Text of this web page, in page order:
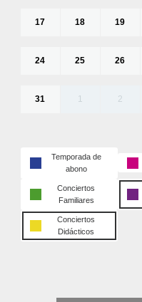
17 18 19
24 25 26
31 1 2
Temporada de
abono
Conciertos
Familiares
Conciertos
Didácticos